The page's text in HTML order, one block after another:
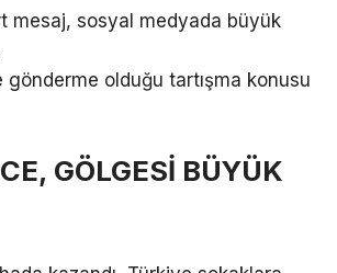
mesaj, sosyal medyada büyük
gönderme olduğu tartışma konusu
GÖLGESİ BÜYÜK